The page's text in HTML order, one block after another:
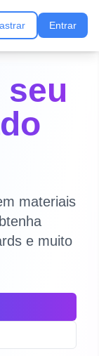
Entrar
materiais
e muito